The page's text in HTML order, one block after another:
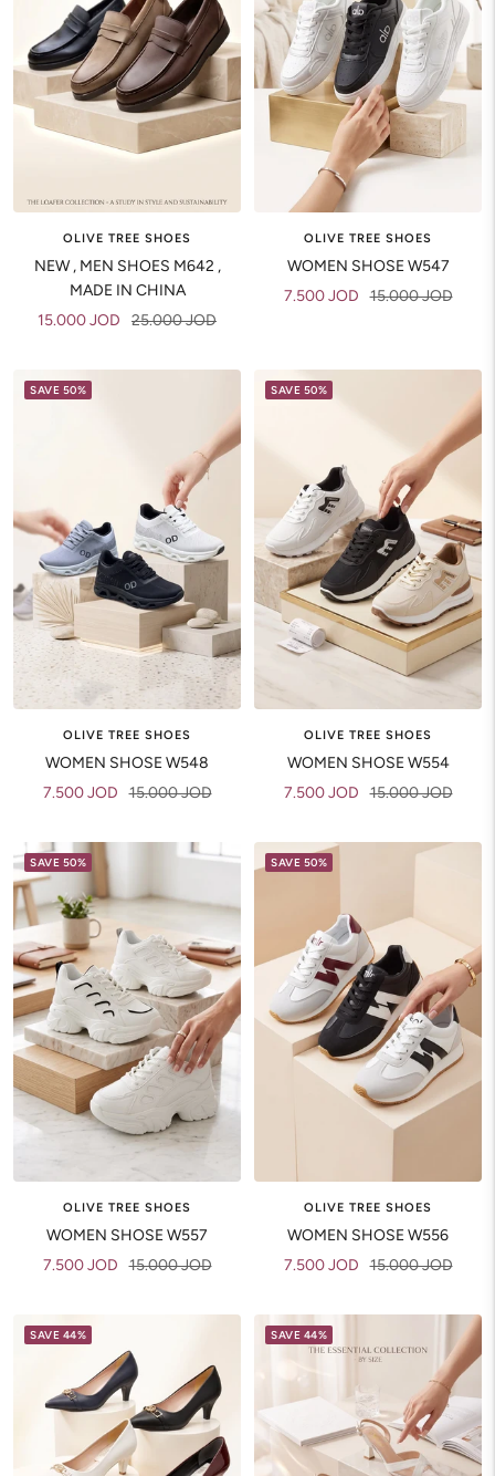
OLIVE TREE SHOES
NEW , MEN SHOES M642 ,
MADE IN CHINA
Sale
15.000 JOD
Regular
25.000 JOD
OLIVE TREE SHOES
WOMEN SHOSE W547
Sale
7.500 JOD Regular
15.000 JOD
SAVE 50%
OLIVE TREE SHOES
WOMEN SHOSE W548
Sale
7.500 JOD Regular
15.000 JOD
SAVE 50%
OLIVE TREE SHOES
WOMEN SHOSE W554
Sale
7.500 JOD Regular
15.000 JOD
SAVE 50%
OLIVE TREE SHOES
WOMEN SHOSE W557
Sale
7.500 JOD Regular
15.000 JOD
SAVE 50%
OLIVE TREE SHOES
WOMEN SHOSE W556
Sale
7.500 JOD Regular
15.000 JOD
SAVE 44% SAVE 44%